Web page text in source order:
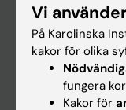
På gång
Nyheter
Kalender
Vi
På Karolinska
kakor för olika
fungera
Kakor för